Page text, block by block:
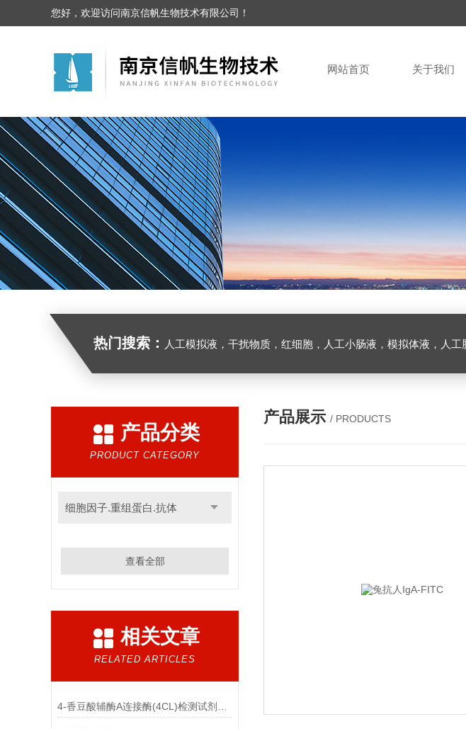
您好，欢迎访问南京信帆生物技术有限公司！
网站首页 关于我们
热门搜索： 人工模拟液，干扰物质，红细胞，人工小肠液，模拟体液，人工
产品分类
PRODUCT CATEGORY
细胞因子.重组蛋白.抗体
查看全部
相关文章
RELATED ARTICLES
产品展示 / PRODUCTS